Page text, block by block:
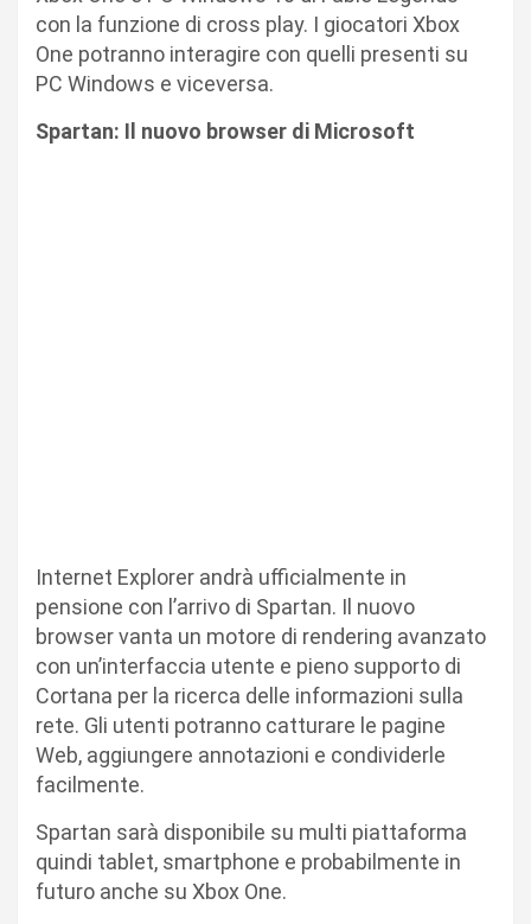
con la funzione di cross play. I giocatori Xbox
One potranno interagire con quelli presenti su
PC Windows e viceversa.
Spartan: Il nuovo browser di Microsoft
Internet Explorer andrà ufficialmente in
pensione con l’arrivo di Spartan. Il nuovo
browser vanta un motore di rendering avanzato
con un’interfaccia utente e pieno supporto di
Cortana per la ricerca delle informazioni sulla
rete. Gli utenti potranno catturare le pagine
Web, aggiungere annotazioni e condividerle
facilmente.
Spartan sarà disponibile su multi piattaforma
quindi tablet, smartphone e probabilmente in
futuro anche su Xbox One.